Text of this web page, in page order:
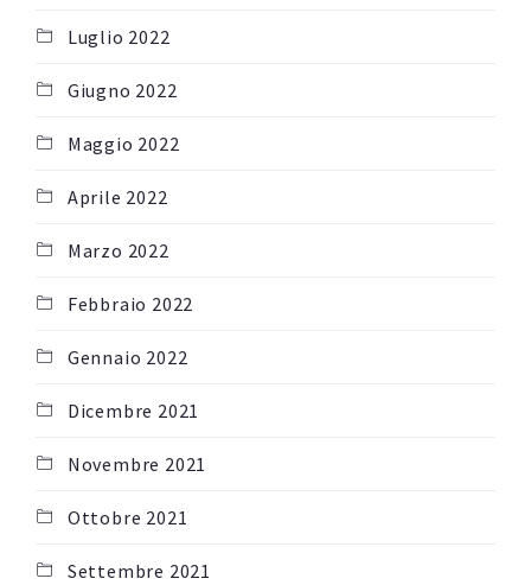
Luglio 2022
Giugno 2022
Maggio 2022
Aprile 2022
Marzo 2022
Febbraio 2022
Gennaio 2022
Dicembre 2021
Novembre 2021
Ottobre 2021
Settembre 2021